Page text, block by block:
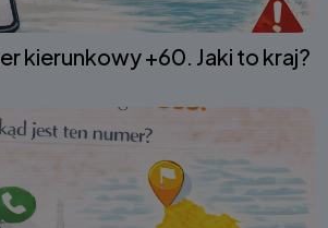
kierunkowy +60. Jaki to kraj?